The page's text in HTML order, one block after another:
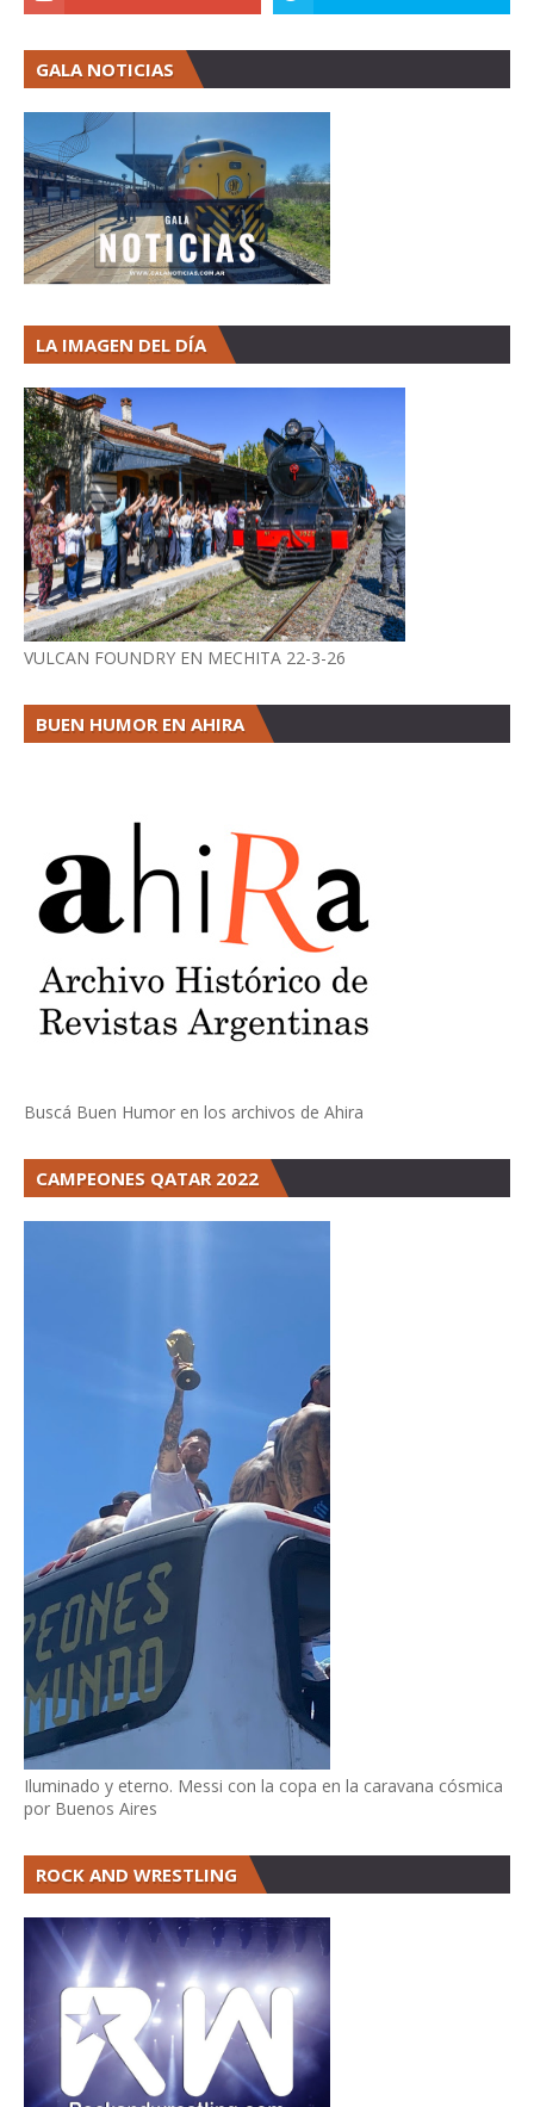
GALA NOTICIAS
LA IMAGEN DEL DÍA
VULCAN FOUNDRY EN MECHITA 22-3-26
BUEN HUMOR EN AHIRA
Buscá Buen Humor en los archivos de Ahira
CAMPEONES QATAR 2022
Iluminado y eterno. Messi con la copa en la caravana cósmica
por Buenos Aires
ROCK AND WRESTLING